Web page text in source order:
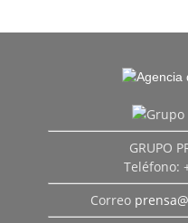
GRUPO
Teléfono:
Correo